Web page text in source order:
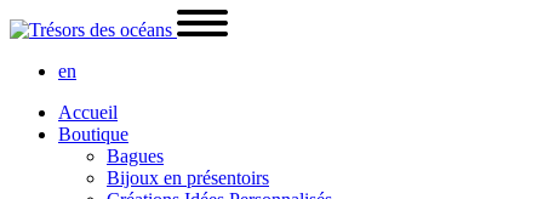
en
Accueil
Boutique
Bagues
Bijoux en présentoirs